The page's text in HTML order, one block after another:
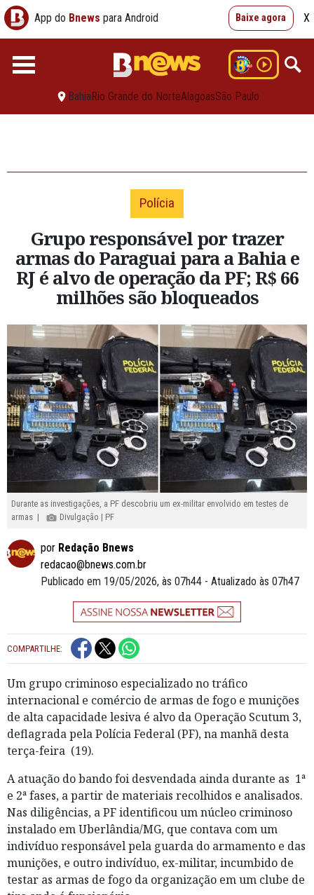
App do Bnews para Android Baixe agora X
BahiaRio Grande do NorteAlagoasSão Paulo
Polícia
Grupo responsável por trazer
armas do Paraguai para a Bahia e
RJ é alvo de operação da PF; R$ 66
milhões são bloqueados
Durante as investigações, a PF descobriu um ex-militar envolvido em testes de
armas |
Divulgação | PF
por Redação Bnews
redacao@bnews.com.br
Publicado em 19/05/2026, às 07h44 - Atualizado às 07h47
COMPARTILHE:
Um grupo criminoso especializado no tráfico
internacional e comércio de armas de fogo e munições
de alta capacidade lesiva é alvo da Operação Scutum 3,
deflagrada pela Polícia Federal (PF), na manhã desta
terça-feira (19).
A atuação do bando foi desvendada ainda durante as 1ª
e 2ª fases, a partir de materiais recolhidos e analisados.
Nas diligências, a PF identificou um núcleo criminoso
instalado em Uberlândia/MG, que contava com um
indivíduo responsável pela guarda do armamento e das
munições, e outro indivíduo, ex-militar, incumbido de
testar as armas de fogo da organização em um clube de